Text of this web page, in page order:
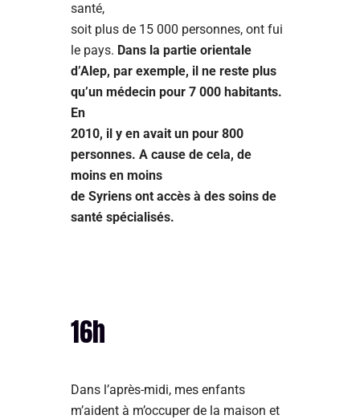
santé,
soit plus de 15 000 personnes, ont fui
le pays. Dans la partie orientale
d’Alep, par exemple, il ne reste plus
qu’un médecin pour 7 000 habitants.
En
2010, il y en avait un pour 800
personnes. A cause de cela, de
moins en moins
de Syriens ont accès à des soins de
santé spécialisés.
16h
Dans l’après-midi, mes enfants
m’aident à m’occuper de la maison et